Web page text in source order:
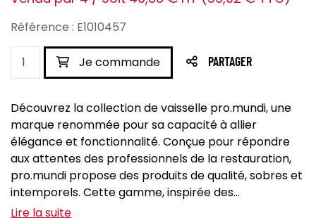
Référence : E1010457
Je commande PARTAGER
Découvrez la collection de vaisselle pro.mundi, une
marque renommée pour sa capacité à allier
élégance et fonctionnalité. Conçue pour répondre
aux attentes des professionnels de la restauration,
pro.mundi propose des produits de qualité, sobres et
intemporels. Cette gamme, inspirée des...
Lire la suite